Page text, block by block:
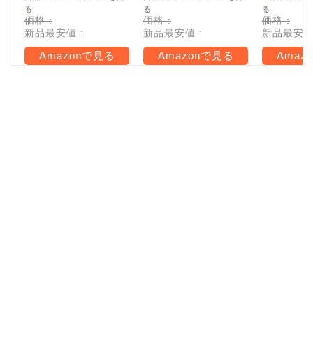
る
価格 :
新品最安値 :
Amazonで見る
ド版
る
価格 :
新品最安値 :
Amazonで見る
る
価格 :
新品最安